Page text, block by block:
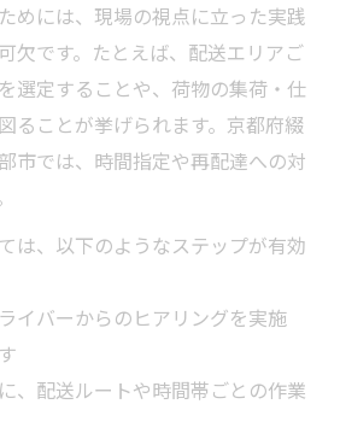
めには、現場の視点に立った実践
欠です。たとえば、配送エリアご
選定することや、荷物の集荷・仕
ることが挙げられます。京都府綴
市では、時間指定や再配達への対
は、以下のようなステップが有効
イバーからのヒアリングを実施
、配送ルートや時間帯ごとの作業